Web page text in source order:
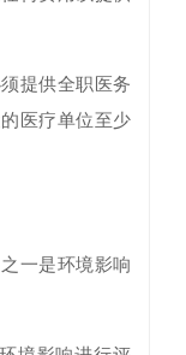
提供全职医务
医疗单位至少
一是环境影响